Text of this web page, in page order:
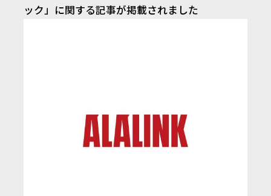
ック」に関する記事が掲載されました